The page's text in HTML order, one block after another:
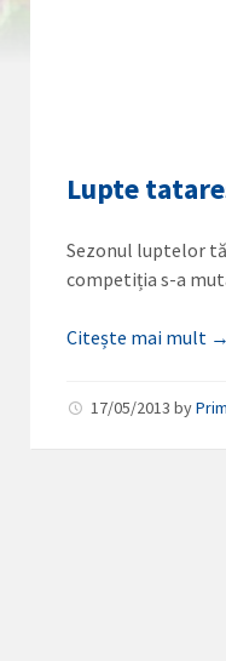
Lupte
Sezonul luptelor
competiția s-a
Citește mai mult →
17/05/2013by